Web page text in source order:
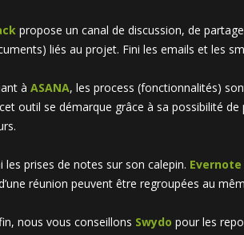
propose un canal de discussion, de
liés au projet. Fini les emails et les
à ASANA, les process (fonctionnalités)
outil se démarque grâce à sa possibilité
les prises de notes sur son calepin. Evernote
réunion peuvent être regroupées au
nous vous conseillons Swydo pour les